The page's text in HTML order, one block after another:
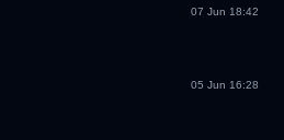
07 Jun 18:42
05 Jun 16:28